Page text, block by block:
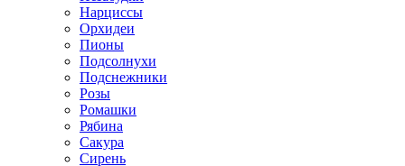
Нарциссы
Орхидеи
Пионы
Подсолнухи
Подснежники
Розы
Ромашки
Рябина
Сакура
Сирень